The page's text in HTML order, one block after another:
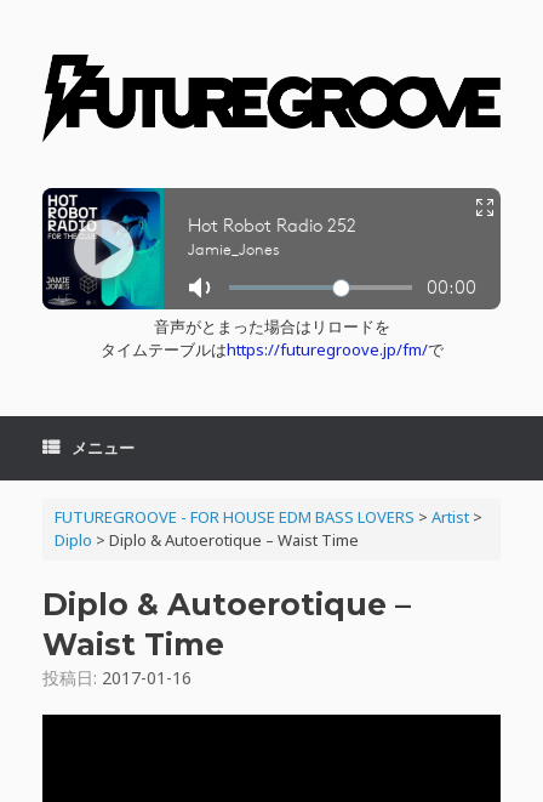
音声がとまった場合はリロードを
タイムテーブルはhttps://futuregroove.jp/fm/で
メニュー
FUTUREGROOVE - FOR HOUSE EDM BASS LOVERS > Artist>
Diplo > Diplo & Autoerotique – Waist Time
Diplo & Autoerotique –
Waist Time
投稿日: 2017-01-16